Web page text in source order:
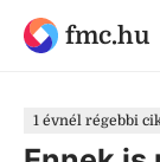
fmc.hu
1 évnél régebbi